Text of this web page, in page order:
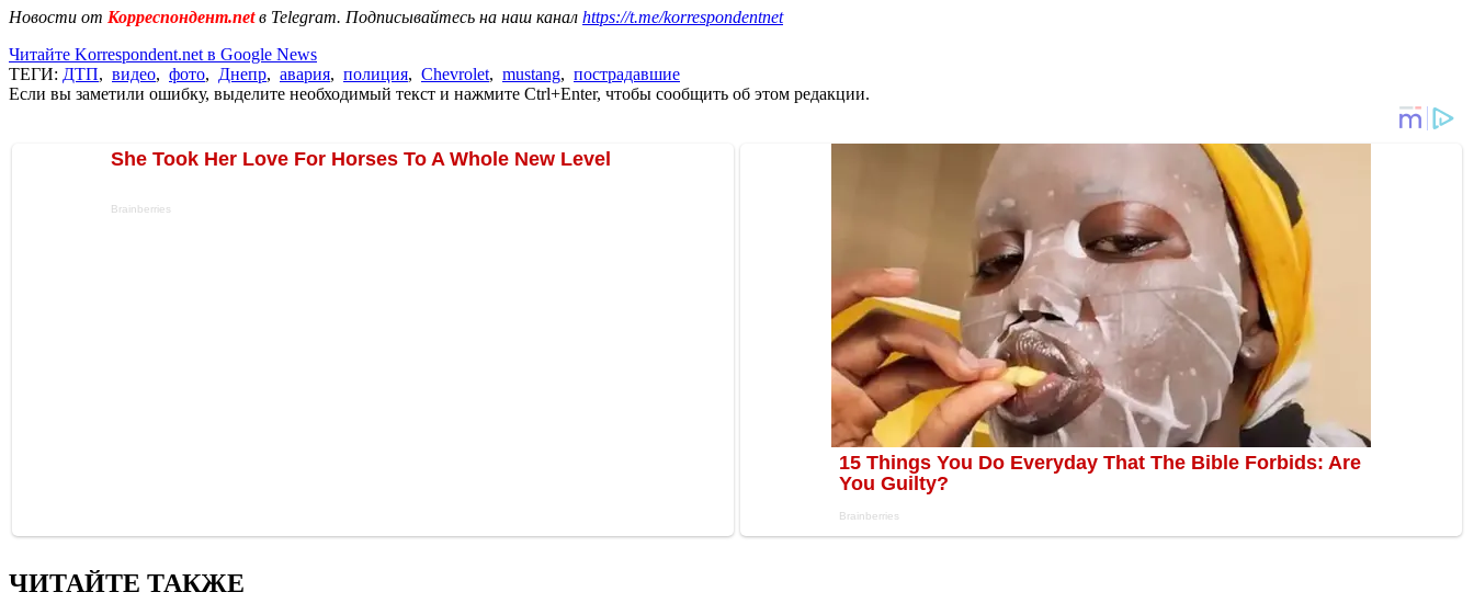
Новости от Корреспондент.netв Telegram. Подписывайтесь на наш канал https://t.me/korrespondentnet
Читайте Korrespondent.net в Google News
ТЕГИ: ДТП, видео, фото, Днепр, авария, полиция, Chevrolet, mustang, пострадавшие
Если вы заметили ошибку, выделите необходимый текст и нажмите Ctrl+Enter, чтобы сообщить об этом редакции.
ЧИТАЙТЕ ТАКЖЕ